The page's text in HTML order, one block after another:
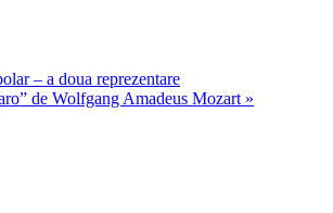
– a doua reprezentare
de Wolfgang Amadeus Mozart »